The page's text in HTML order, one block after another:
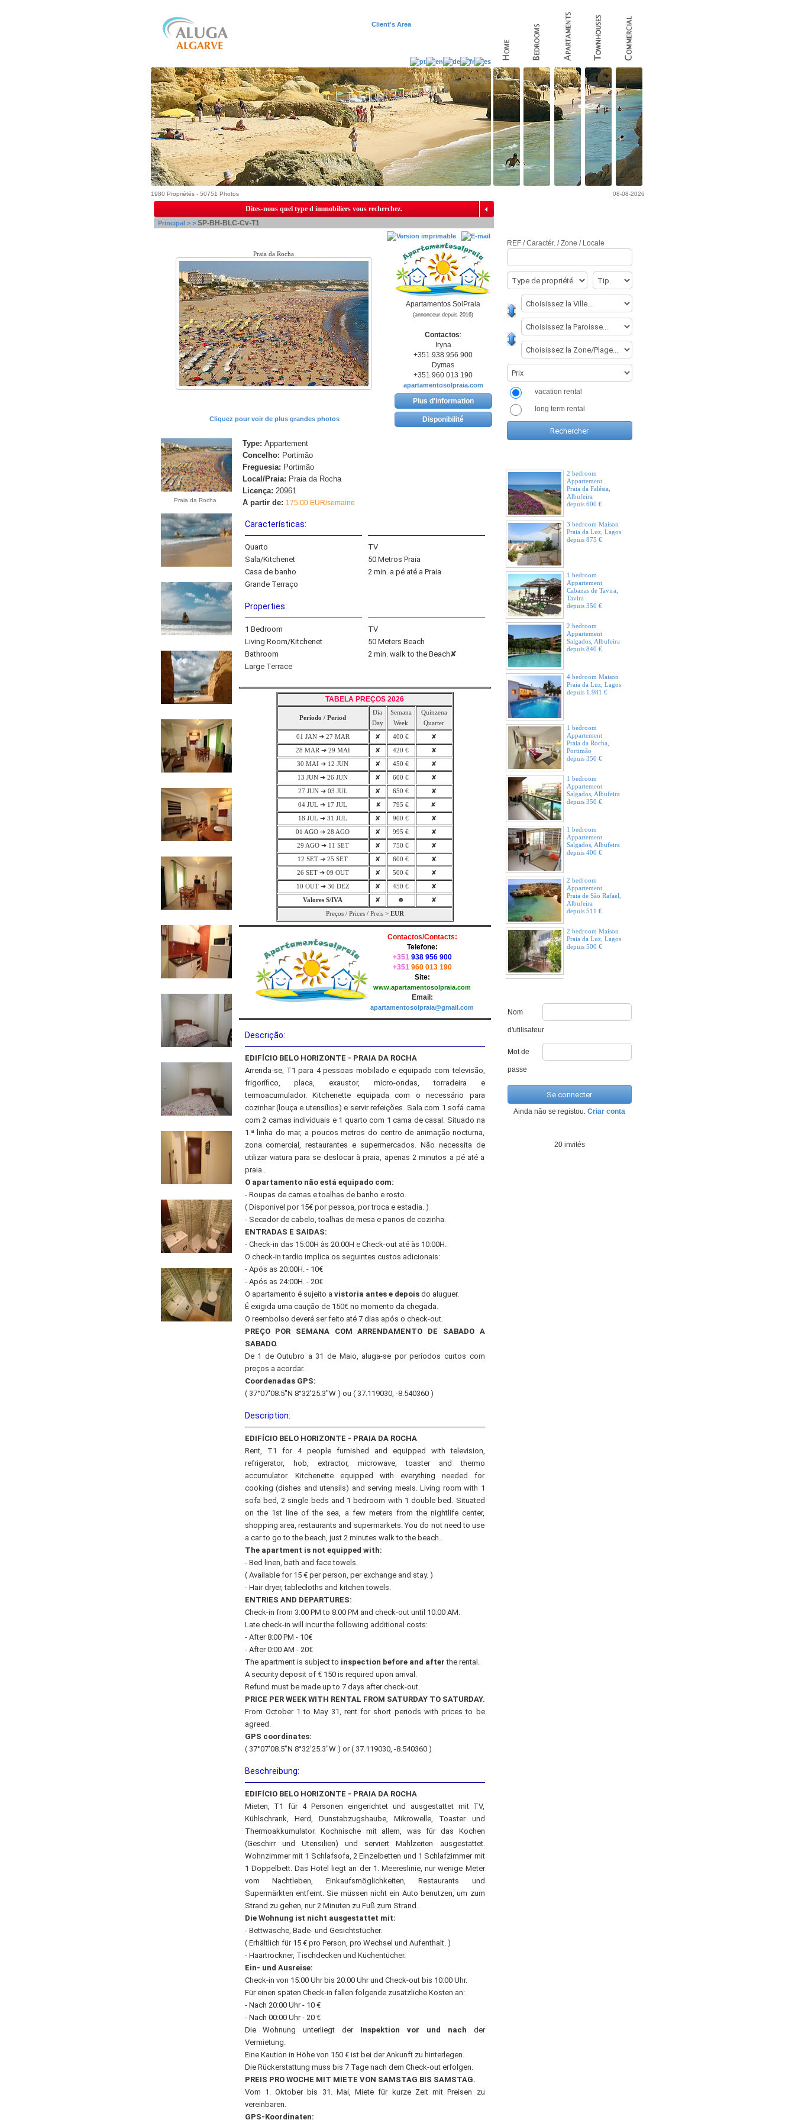
Client's Area
1980 Propriétés - 50751 Photos 08-08-2026
REF / Caractér. / Zone / Locale
vacation rental
long term rental
Albufeira
2 bedroom Maison
Praia da Luz, Lagos
2 bedroom
Appartement
Praia da Falésia,
Albufeira
depuis 600 €
3 bedroom Maison
Praia da Luz, Lagos
depuis 875 €
1 bedroom
Appartement
Cabanas de Tavira,
Tavira
depuis 350 €
2 bedroom
Appartement
Salgados, Albufeira
depuis 840 €
4 bedroom Maison
Praia da Luz, Lagos
depuis 1.981 €
1 bedroom
Appartement
Praia da Rocha,
Portimão
depuis 350 €
1 bedroom
Appartement
Salgados, Albufeira
depuis 350 €
1 bedroom
Appartement
Salgados, Albufeira
depuis 400 €
2 bedroom
Appartement
Praia de São Rafael,
Albufeira
depuis 511 €
2 bedroom Maison
Praia da Luz, Lagos
depuis 500 €
Albufeira
1 bedroom
Appartement
Cabanas de Tavira,
depuis 350 €
Appartement
Nom
d'utilisateur
Mot de
passe
Ainda não se registou. Criar conta
20 invités
Dites-nous quel type d immobiliers vous recherchez.
Principal > > SP-BH-BLC-Cv-T1
Praia da Rocha
Cliquez pour voir de plus grandes photos
Apartamentos SolPraia
(annonceur depuis 2016)
Contactos:
Iryna
+351 938 956 900
Dymas
+351 960 013 190
apartamentosolpraia.com
Plus d'information
Disponibilité
Praia da Rocha
Type: Appartement
Concelho: Portimão
Freguesia: Portimão
Local/Praia: Praia da Rocha
Licença: 20961
A partir de: 175,00 EUR/semaine
Características:
Quarto
Sala/Kitchenet
Casa de banho
Grande Terraço
TV
50 Metros Praia
2 min. a pé até a Praia
Properties:
1 Bedroom
Living Room/Kitchenet
Bathroom
Large Terrace
TV
50 Meters Beach
2 min. walk to the Beach✘
TABELA PREÇOS 2026
Período / Period
Dia
Day
Semana
Week
Quinzena
Quarter
01 JAN ➔ 27 MAR ✘ 400 € ✘
28 MAR ➔ 29 MAI ✘ 420 € ✘
30 MAI ➔ 12 JUN ✘ 450 € ✘
13 JUN ➔ 26 JUN ✘ 600 € ✘
27 JUN ➔ 03 JUL ✘ 650 € ✘
04 JUL ➔ 17 JUL ✘ 795 € ✘
18 JUL ➔ 31 JUL ✘ 900 € ✘
01 AGO ➔ 28 AGO ✘ 995 € ✘
29 AGO ➔ 11 SET ✘ 750 € ✘
12 SET ➔ 25 SET ✘ 600 € ✘
26 SET ➔ 09 OUT ✘ 500 € ✘
10 OUT ➔ 30 DEZ ✘ 450 € ✘
Valores S/IVA ✘ ☻ ✘
Preços / Prices / Preis > EUR
Contactos/Contacts:
Telefone:
+351938 956 900
+351960 013 190
Site:
www.apartamentosolpraia.com
Email:
apartamentosolpraia@gmail.com
Descrição:
EDIFÍCIO BELO HORIZONTE - PRAIA DA ROCHA
Arrenda-se, T1 para 4 pessoas mobilado e equipado com televisão,
frigorífico, placa, exaustor, micro-ondas, torradeira e
termoacumulador. Kitchenette equipada com o necessário para
cozinhar (louça e utensílios) e servir refeições. Sala com 1 sofá cama
com 2 camas individuais e 1 quarto com 1 cama de casal. Situado na
1.ª linha do mar, a poucos metros do centro de animação nocturna,
zona comercial, restaurantes e supermercados. Não necessita de
utilizar viatura para se deslocar à praia, apenas 2 minutos a pé até a
praia..
O apartamento não está equipado com:
- Roupas de camas e toalhas de banho e rosto.
( Disponivel por 15€ por pessoa, por troca e estadia. )
- Secador de cabelo, toalhas de mesa e panos de cozinha.
ENTRADAS E SAIDAS:
- Check-in das 15:00H às 20:00H e Check-out até às 10:00H.
O check-in tardio implica os seguintes custos adicionais:
- Após as 20:00H. - 10€
- Após as 24:00H. - 20€
O apartamento é sujeito a vistoria antes e depoisdo aluguer.
É exigida uma caução de 150€ no momento da chegada.
O reembolso deverá ser feito até 7 dias após o check-out.
PREÇO POR SEMANA COM ARRENDAMENTO DE SABADO A
SABADO.
De 1 de Outubro a 31 de Maio, aluga-se por períodos curtos com
preços a acordar.
Coordenadas GPS:
( 37°07'08.5"N 8°32'25.3"W ) ou ( 37.119030, -8.540360 )
Description:
EDIFÍCIO BELO HORIZONTE - PRAIA DA ROCHA
Rent, T1 for 4 people furnished and equipped with television,
refrigerator, hob, extractor, microwave, toaster and thermo
accumulator. Kitchenette equipped with everything needed for
cooking (dishes and utensils) and serving meals. Living room with 1
sofa bed, 2 single beds and 1 bedroom with 1 double bed. Situated
on the 1st line of the sea, a few meters from the nightlife center,
shopping area, restaurants and supermarkets. You do not need to use
a car to go to the beach, just 2 minutes walk to the beach..
The apartment is not equipped with:
- Bed linen, bath and face towels.
( Available for 15 € per person, per exchange and stay. )
- Hair dryer, tablecloths and kitchen towels.
ENTRIES AND DEPARTURES:
Check-in from 3:00 PM to 8:00 PM and check-out until 10:00 AM.
Late check-in will incur the following additional costs:
- After 8:00 PM - 10€
- After 0:00 AM - 20€
The apartment is subject to inspection before and after the rental.
A security deposit of € 150 is required upon arrival.
Refund must be made up to 7 days after check-out.
PRICE PER WEEK WITH RENTAL FROM SATURDAY TO SATURDAY.
From October 1 to May 31, rent for short periods with prices to be
agreed.
GPS coordinates:
( 37°07'08.5"N 8°32'25.3"W ) or ( 37.119030, -8.540360 )
Beschreibung:
EDIFÍCIO BELO HORIZONTE - PRAIA DA ROCHA
Mieten, T1 für 4 Personen eingerichtet und ausgestattet mit TV,
Kühlschrank, Herd, Dunstabzugshaube, Mikrowelle, Toaster und
Thermoakkumulator. Kochnische mit allem, was für das Kochen
(Geschirr und Utensilien) und serviert Mahlzeiten ausgestattet.
Wohnzimmer mit 1 Schlafsofa, 2 Einzelbetten und 1 Schlafzimmer mit
1 Doppelbett. Das Hotel liegt an der 1. Meereslinie, nur wenige Meter
vom Nachtleben, Einkaufsmöglichkeiten, Restaurants und
Supermärkten entfernt. Sie müssen nicht ein Auto benutzen, um zum
Strand zu gehen, nur 2 Minuten zu Fuß zum Strand..
Die Wohnung ist nicht ausgestattet mit:
- Bettwäsche, Bade- und Gesichtstücher.
( Erhältlich für 15 € pro Person, pro Wechsel und Aufenthalt. )
- Haartrockner, Tischdecken und Küchentücher.
Ein- und Ausreise:
Check-in von 15:00 Uhr bis 20:00 Uhr und Check-out bis 10:00 Uhr.
Für einen späten Check-in fallen folgende zusätzliche Kosten an:
- Nach 20:00 Uhr - 10 €
- Nach 00:00 Uhr - 20 €
Die Wohnung unterliegt der Inspektion vor und nach der
Vermietung.
Eine Kaution in Höhe von 150 € ist bei der Ankunft zu hinterlegen.
Die Rückerstattung muss bis 7 Tage nach dem Check-out erfolgen.
PREIS PRO WOCHE MIT MIETE VON SAMSTAG BIS SAMSTAG.
Vom 1. Oktober bis 31. Mai, Miete für kurze Zeit mit Preisen zu
vereinbaren.
GPS-Koordinaten: